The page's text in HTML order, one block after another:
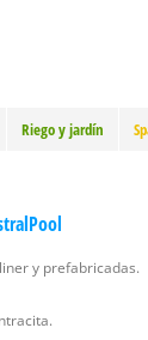
Riego y jardín
y prefabricadas.